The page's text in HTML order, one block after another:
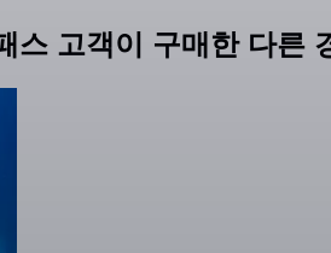
스 고객이 구매한 다른